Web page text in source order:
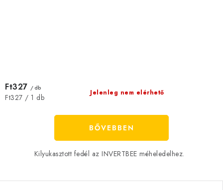
Jelenleg nem elérhető
Ft327 / db
Egységár:
Ft327 / 1 db
BŐVEBBEN
Kilyukasztott fedél az INVERTBEE méheledelhez.